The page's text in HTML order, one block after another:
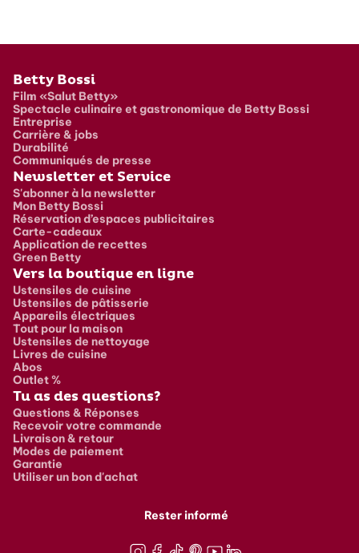
Pied de page
Betty Bossi
Film «Salut Betty»
Spectacle culinaire et gastronomique de Betty Bossi
Entreprise
Carrière & jobs
Durabilité
Communiqués de presse
Newsletter et Service
S'abonner à la newsletter
Mon Betty Bossi
Réservation d’espaces publicitaires
Carte-cadeaux
Application de recettes
Green Betty
Vers la boutique en ligne
Ustensiles de cuisine
Ustensiles de pâtisserie
Appareils électriques
Tout pour la maison
Ustensiles de nettoyage
Livres de cuisine
Abos
Outlet %
Tu as des questions?
Questions & Réponses
Recevoir votre commande
Livraison & retour
Modes de paiement
Garantie
Utiliser un bon d'achat
Rester informé